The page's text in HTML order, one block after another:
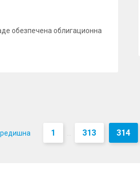
обезпечена облигационна
1 ... 313 314